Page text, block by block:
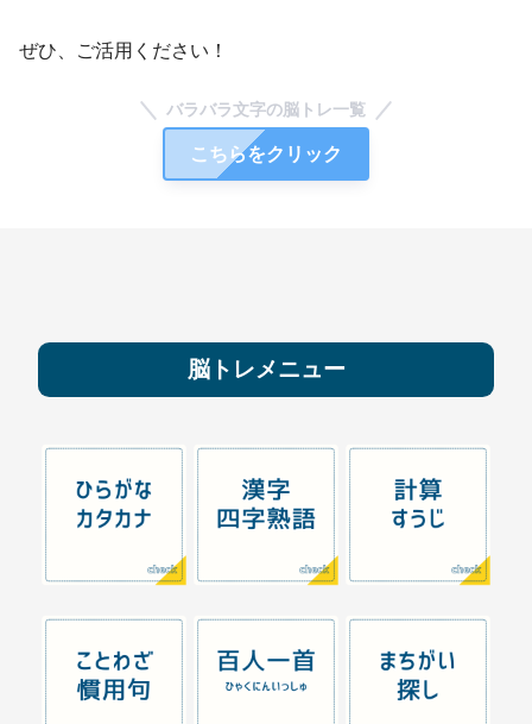
ぜひ、ご活用ください！
バラバラ文字の脳トレ一覧
こちらをクリック
脳トレメニュー